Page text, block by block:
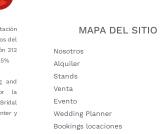
del
312
and
la
y
MAPA DEL SITIO
Nosotros
Alquiler
Stands
Venta
Evento
Wedding Planner
Bookings locaciones